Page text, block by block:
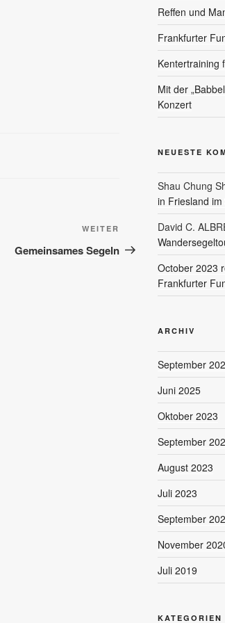
Nächster
Beitrag
WEITER
Gemeinsames Segeln
Reffen und
Frankfurter
Kentertraining
Mit der
Konzert
NEUESTE
Shau Chung
in Friesland
David C.
October 2023
Frankfurter
ARCHIV
September
Juni 2025
Oktober 2023
September
August 2023
Juli 2023
September
November
Juli 2019
KATEGORIEN